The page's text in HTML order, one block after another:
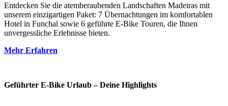
Entdecken Sie die atemberaubenden Landschaften Madeiras mit
unserem einzigartigen Paket: 7 Übernachtungen im komfortablen
Hotel in Funchal sowie 6 geführte E-Bike Touren, die Ihnen
unvergessliche Erlebnisse bieten.
Mehr Erfahren
Geführter E-Bike Urlaub – Deine Highlights